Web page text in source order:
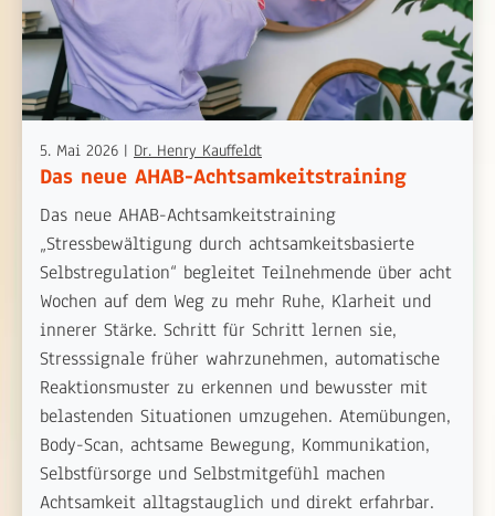
5. Mai 2026 | Dr. Henry Kauffeldt
Das neue AHAB-Achtsamkeitstraining
Das neue AHAB-Achtsamkeitstraining
„Stressbewältigung durch achtsamkeitsbasierte
Selbstregulation“ begleitet Teilnehmende über acht
Wochen auf dem Weg zu mehr Ruhe, Klarheit und
innerer Stärke. Schritt für Schritt lernen sie,
Stresssignale früher wahrzunehmen, automatische
Reaktionsmuster zu erkennen und bewusster mit
belastenden Situationen umzugehen. Atemübungen,
Body-Scan, achtsame Bewegung, Kommunikation,
Selbstfürsorge und Selbstmitgefühl machen
Achtsamkeit alltagstauglich und direkt erfahrbar.